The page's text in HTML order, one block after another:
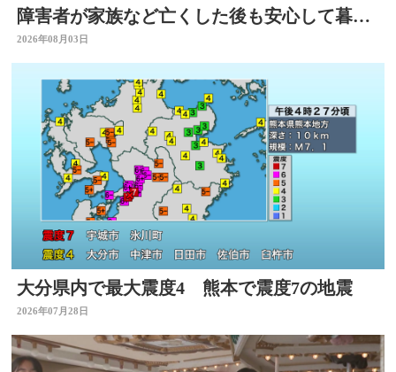
障害者が家族など亡くした後も安心して暮ら
せるように 大分
2026年08月03日
大分県内で最大震度4 熊本で震度7の地震
2026年07月28日